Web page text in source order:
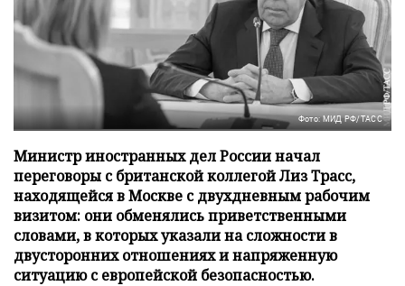
Фото: МИД РФ/ТАСС
Министр иностранных дел России начал
переговоры с британской коллегой Лиз Трасс,
находящейся в Москве с двухдневным рабочим
визитом: они обменялись приветственными
словами, в которых указали на сложности в
двусторонних отношениях и напряженную
ситуацию с европейской безопасностью.